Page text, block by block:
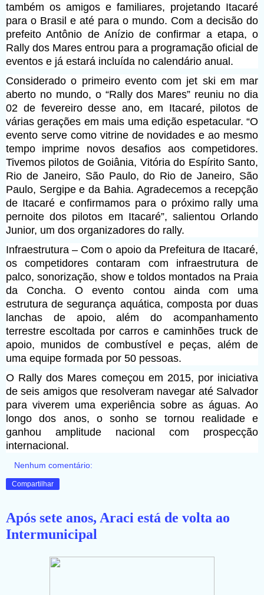
também os amigos e familiares, projetando Itacaré
para o Brasil e até para o mundo. Com a decisão do
prefeito Antônio de Anízio de confirmar a etapa, o
Rally dos Mares entrou para a programação oficial de
eventos e já estará incluída no calendário anual.
Considerado o primeiro evento com jet ski em mar
aberto no mundo, o “Rally dos Mares” reuniu no dia
02 de fevereiro desse ano, em Itacaré, pilotos de
várias gerações em mais uma edição espetacular. “O
evento serve como vitrine de novidades e ao mesmo
tempo imprime novos desafios aos competidores.
Tivemos pilotos de Goiânia, Vitória do Espírito Santo,
Rio de Janeiro, São Paulo, do Rio de Janeiro, São
Paulo, Sergipe e da Bahia. Agradecemos a recepção
de Itacaré e confirmamos para o próximo rally uma
pernoite dos pilotos em Itacaré”, salientou Orlando
Junior, um dos organizadores do rally.
Infraestrutura – Com o apoio da Prefeitura de Itacaré,
os competidores contaram com infraestrutura de
palco, sonorização, show e toldos montados na Praia
da Concha. O evento contou ainda com uma
estrutura de segurança aquática, composta por duas
lanchas de apoio, além do acompanhamento
terrestre escoltada por carros e caminhões truck de
apoio, munidos de combustível e peças, além de
uma equipe formada por 50 pessoas.
O Rally dos Mares começou em 2015, por iniciativa
de seis amigos que resolveram navegar até Salvador
para viverem uma experiência sobre as águas. Ao
longo dos anos, o sonho se tornou realidade e
ganhou amplitude nacional com prospecção
internacional.
Nenhum comentário:
Compartilhar
Após sete anos, Araci está de volta ao
Intermunicipal